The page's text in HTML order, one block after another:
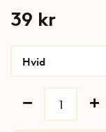
39 kr
Hvid